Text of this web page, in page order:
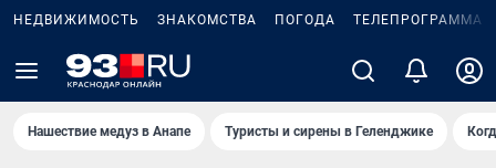
НЕДВИЖИМОСТЬ ЗНАКОМСТВА ПОГОДА ТЕЛЕПРОГРАММА
Нашествие медуз в Анапе Туристы и сирены в Геленджике